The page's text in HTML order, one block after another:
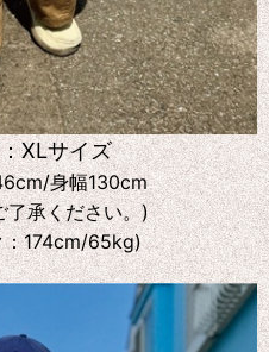
XLサイズ
身幅130cm
了承ください。)
：174cm/65kg)